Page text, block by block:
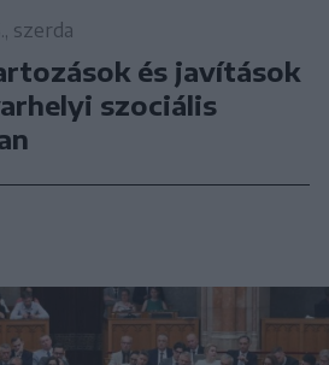
szerda
és javítások
szociális